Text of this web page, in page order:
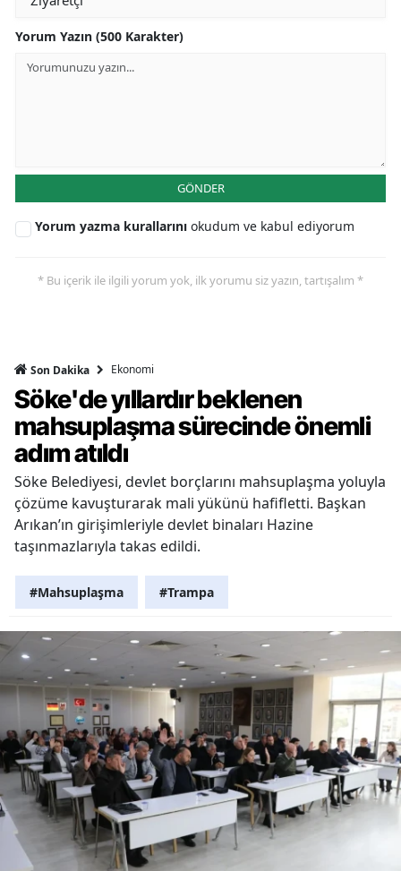
Yorum Yazın (500 Karakter)
GÖNDER
Yorum yazma kurallarını okudum ve kabul ediyorum
* Bu içerik ile ilgili yorum yok, ilk yorumu siz yazın, tartışalım *
Son Dakika Ekonomi
Söke'de yıllardır beklenen
mahsuplaşma sürecinde önemli
adım atıldı
Söke Belediyesi, devlet borçlarını mahsuplaşma yoluyla
çözüme kavuşturarak mali yükünü hafifletti. Başkan
Arıkan’ın girişimleriyle devlet binaları Hazine
taşınmazlarıyla takas edildi.
#Mahsuplaşma #Trampa